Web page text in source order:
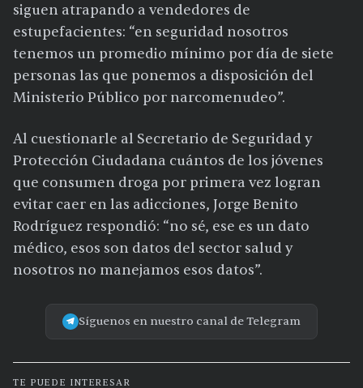
siguen atrapando a vendedores de
estupefacientes: “en seguridad nosotros
tenemos un promedio mínimo por día de siete
personas las que ponemos a disposición del
Ministerio Público por narcomenudeo”.
Al cuestionarle al Secretario de Seguridad y
Protección Ciudadana cuántos de los jóvenes
que consumen droga por primera vez logran
evitar caer en las adicciones, Jorge Benito
Rodríguez respondió: “no sé, ese es un dato
médico, esos son datos del sector salud y
nosotros no manejamos esos datos”.
Síguenos en nuestro canal de Telegram
TE PUEDE INTERESAR